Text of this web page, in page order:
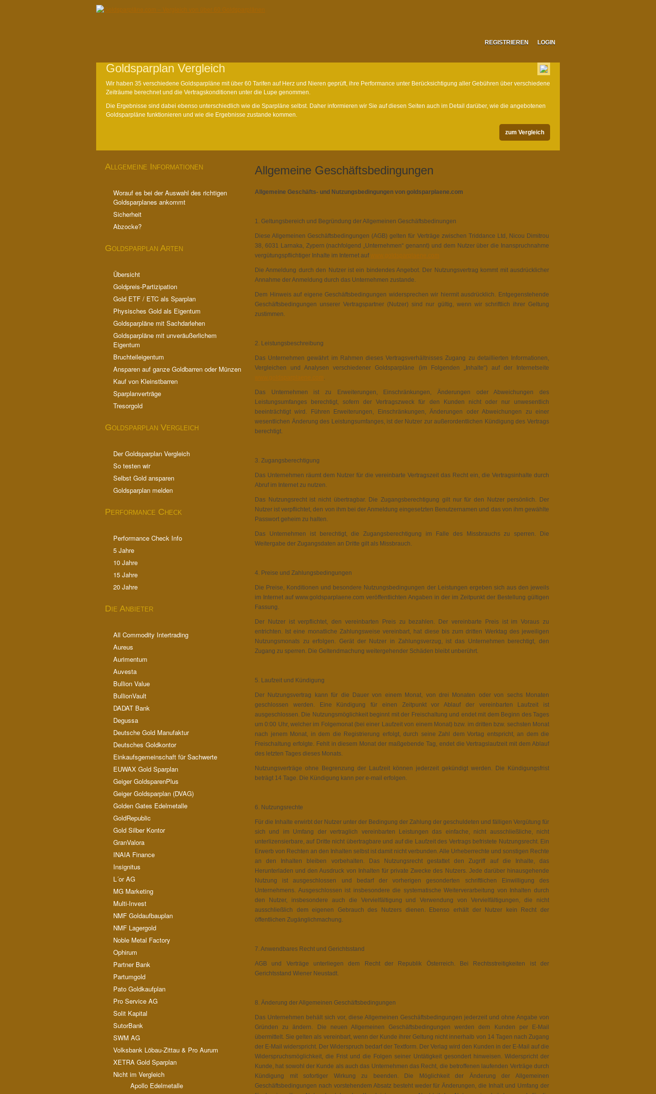
REGISTRIEREN LOGIN
Goldsparplan Vergleich
Wir haben 35 verschiedene Goldsparpläne mit über 60 Tarifen auf Herz und Nieren geprüft, ihre Performance unter Berücksichtigung aller Gebühren über verschiedene
Zeiträume berechnet und die Vertragskonditionen unter die Lupe genommen.
Die Ergebnisse sind dabei ebenso unterschiedlich wie die Sparpläne selbst. Daher informieren wir Sie auf diesen Seiten auch im Detail darüber, wie die angebotenen
Goldsparpläne funktionieren und wie die Ergebnisse zustande kommen.
zum Vergleich
Allgemeine Informationen
Worauf es bei der Auswahl des richtigen
Goldsparplanes ankommt
Sicherheit
Abzocke?
Goldsparplan Arten
Übersicht
Goldpreis-Partizipation
Gold ETF / ETC als Sparplan
Physisches Gold als Eigentum
Goldsparpläne mit Sachdarlehen
Goldsparpläne mit unveräußerlichem
Eigentum
Bruchteileigentum
Ansparen auf ganze Goldbarren oder Münzen
Kauf von Kleinstbarren
Sparplanverträge
Tresorgold
Goldsparplan Vergleich
Der Goldsparplan Vergleich
So testen wir
Selbst Gold ansparen
Goldsparplan melden
Performance Check
Performance Check Info
5 Jahre
10 Jahre
15 Jahre
20 Jahre
Die Anbieter
All Commodity Intertrading
Aureus
Aurimentum
Auvesta
Bullion Value
BullionVault
DADAT Bank
Degussa
Deutsche Gold Manufaktur
Deutsches Goldkontor
Einkaufsgemeinschaft für Sachwerte
EUWAX Gold Sparplan
Geiger GoldsparenPlus
Geiger Goldsparplan (DVAG)
Golden Gates Edelmetalle
GoldRepublic
Gold Silber Kontor
GranValora
INAIA Finance
Insignitus
L´or AG
MG Marketing
Multi-Invest
NMF Goldaufbauplan
NMF Lagergold
Noble Metal Factory
Ophirum
Partner Bank
Partumgold
Pato Goldkaufplan
Pro Service AG
Solit Kapital
SutorBank
SWM AG
Volksbank Löbau-Zittau & Pro Aurum
XETRA Gold Sparplan
Nicht im Vergleich
Apollo Edelmetalle
Allgemeine Geschäftsbedingungen
Allgemeine Geschäfts- und Nutzungsbedingungen von goldsparplaene.com
1. Geltungsbereich und Begründung der Allgemeinen Geschäftsbedinungen
Diese Allgemeinen Geschäftsbedingungen (AGB) gelten für Verträge zwischen Triddance Ltd, Nicou Dimitrou
38, 6031 Larnaka, Zypern (nachfolgend „Unternehmen“ genannt) und dem Nutzer über die Inanspruchnahme
vergütungspflichtiger Inhalte im Internet auf www.goldsparplaene.com
Die Anmeldung durch den Nutzer ist ein bindendes Angebot. Der Nutzungsvertrag kommt mit ausdrücklicher
Annahme der Anmeldung durch das Unternehmen zustande.
Dem Hinweis auf eigene Geschäftsbedingungen widersprechen wir hiermit ausdrücklich. Entgegenstehende
Geschäftsbedingungen unserer Vertragspartner (Nutzer) sind nur gültig, wenn wir schriftlich ihrer Geltung
zustimmen.
2. Leistungsbeschreibung
Das Unternehmen gewährt im Rahmen dieses Vertragsverhältnisses Zugang zu detaillierten Informationen,
Vergleichen und Analysen verschiedener Goldsparpläne (im Folgenden „Inhalte“) auf der Internetseite
www.goldsparplaene.com .
Das Unternehmen ist zu Erweiterungen, Einschränkungen, Änderungen oder Abweichungen des
Leistungsumfanges berechtigt, sofern der Vertragszweck für den Kunden nicht oder nur unwesentlich
beeinträchtigt wird. Führen Erweiterungen, Einschränkungen, Änderungen oder Abweichungen zu einer
wesentlichen Änderung des Leistungsumfanges, ist der Nutzer zur außerordentlichen Kündigung des Vertrags
berechtigt.
3. Zugangsberechtigung
Das Unternehmen räumt dem Nutzer für die vereinbarte Vertragszeit das Recht ein, die Vertragsinhalte durch
Abruf im Internet zu nutzen.
Das Nutzungsrecht ist nicht übertragbar. Die Zugangsberechtigung gilt nur für den Nutzer persönlich. Der
Nutzer ist verpflichtet, den von ihm bei der Anmeldung eingesetzten Benutzernamen und das von ihm gewählte
Passwort geheim zu halten.
Das Unternehmen ist berechtigt, die Zugangsberechtigung im Falle des Missbrauchs zu sperren. Die
Weitergabe der Zugangsdaten an Dritte gilt als Missbrauch.
4. Preise und Zahlungsbedingungen
Die Preise, Konditionen und besondere Nutzungsbedingungen der Leistungen ergeben sich aus den jeweils
im Internet auf www.goldsparplaene.com veröffentlichten Angaben in der im Zeitpunkt der Bestellung gültigen
Fassung.
Der Nutzer ist verpflichtet, den vereinbarten Preis zu bezahlen. Der vereinbarte Preis ist im Voraus zu
entrichten. Ist eine monatliche Zahlungsweise vereinbart, hat diese bis zum dritten Werktag des jeweiligen
Nutzungsmonats zu erfolgen. Gerät der Nutzer in Zahlungsverzug, ist das Unternehmen berechtigt, den
Zugang zu sperren. Die Geltendmachung weitergehender Schäden bleibt unberührt.
5. Laufzeit und Kündigung
Der Nutzungsvertrag kann für die Dauer von einem Monat, von drei Monaten oder von sechs Monaten
geschlossen werden. Eine Kündigung für einen Zeitpunkt vor Ablauf der vereinbarten Laufzeit ist
ausgeschlossen. Die Nutzungsmöglichkeit beginnt mit der Freischaltung und endet mit dem Beginn des Tages
um 0:00 Uhr, welcher im Folgemonat (bei einer Laufzeit von einem Monat) bzw. im dritten bzw. sechsten Monat
nach jenem Monat, in dem die Registrierung erfolgt, durch seine Zahl dem Vortag entspricht, an dem die
Freischaltung erfolgte. Fehlt in diesem Monat der maßgebende Tag, endet die Vertragslaufzeit mit dem Ablauf
des letzten Tages dieses Monats.
Nutzungsverträge ohne Begrenzung der Laufzeit können jederzeit gekündigt werden. Die Kündigungsfrist
beträgt 14 Tage. Die Kündigung kann per e-mail erfolgen.
6. Nutzungsrechte
Für die Inhalte erwirbt der Nutzer unter der Bedingung der Zahlung der geschuldeten und fälligen Vergütung für
sich und im Umfang der vertraglich vereinbarten Leistungen das einfache, nicht ausschließliche, nicht
unterlizensierbare, auf Dritte nicht übertragbare und auf die Laufzeit des Vertrags befristete Nutzungsrecht. Ein
Erwerb von Rechten an den Inhalten selbst ist damit nicht verbunden. Alle Urheberrechte und sonstigen Rechte
an den Inhalten bleiben vorbehalten. Das Nutzungsrecht gestattet den Zugriff auf die Inhalte, das
Herunterladen und den Ausdruck von Inhalten für private Zwecke des Nutzers. Jede darüber hinausgehende
Nutzung ist ausgeschlossen und bedarf der vorherigen gesonderten schriftlichen Einwilligung des
Unternehmens. Ausgeschlossen ist insbesondere die systematische Weiterverarbeitung von Inhalten durch
den Nutzer, insbesondere auch die Vervielfältigung und Verwendung von Vervielfältigungen, die nicht
ausschließlich dem eigenen Gebrauch des Nutzers dienen. Ebenso erhält der Nutzer kein Recht der
öffentlichen Zugänglichmachung.
7. Anwendbares Recht und Gerichtsstand
AGB und Verträge unterliegen dem Recht der Republik Österreich. Bei Rechtsstreitigkeiten ist der
Gerichtsstand Wiener Neustadt.
8. Änderung der Allgemeinen Geschäftsbedingungen
Das Unternehmen behält sich vor, diese Allgemeinen Geschäftsbedingungen jederzeit und ohne Angabe von
Gründen zu ändern. Die neuen Allgemeinen Geschäftsbedingungen werden dem Kunden per E-Mail
übermittelt. Sie gelten als vereinbart, wenn der Kunde ihrer Geltung nicht innerhalb von 14 Tagen nach Zugang
der E-Mail widerspricht. Der Widerspruch bedarf der Textform. Der Verlag wird den Kunden in der E-Mail auf die
Widerspruchsmöglichkeit, die Frist und die Folgen seiner Untätigkeit gesondert hinweisen. Widerspricht der
Kunde, hat sowohl der Kunde als auch das Unternehmen das Recht, die betroffenen laufenden Verträge durch
Kündigung mit sofortiger Wirkung zu beenden. Die Möglichkeit der Änderung der Allgemeinen
Geschäftsbedingungen nach vorstehendem Absatz besteht weder für Änderungen, die Inhalt und Umfang der